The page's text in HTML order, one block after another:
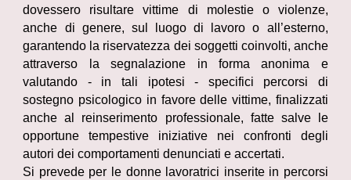
dovessero risultare vittime di molestie o violenze,
anche di genere, sul luogo di lavoro o all’esterno,
garantendo la riservatezza dei soggetti coinvolti, anche
attraverso la segnalazione in forma anonima e
valutando - in tali ipotesi - specifici percorsi di
sostegno psicologico in favore delle vittime, finalizzati
anche al reinserimento professionale, fatte salve le
opportune tempestive iniziative nei confronti degli
autori dei comportamenti denunciati e accertati.
Si prevede per le donne lavoratrici inserite in percorsi